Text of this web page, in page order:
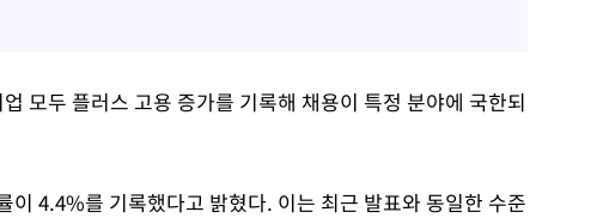
모두 플러스 고용 증가를 기록해 채용이 특정 분야에 국한되
이 4.4%를 기록했다고 밝혔다. 이는 최근 발표와 동일한 수준